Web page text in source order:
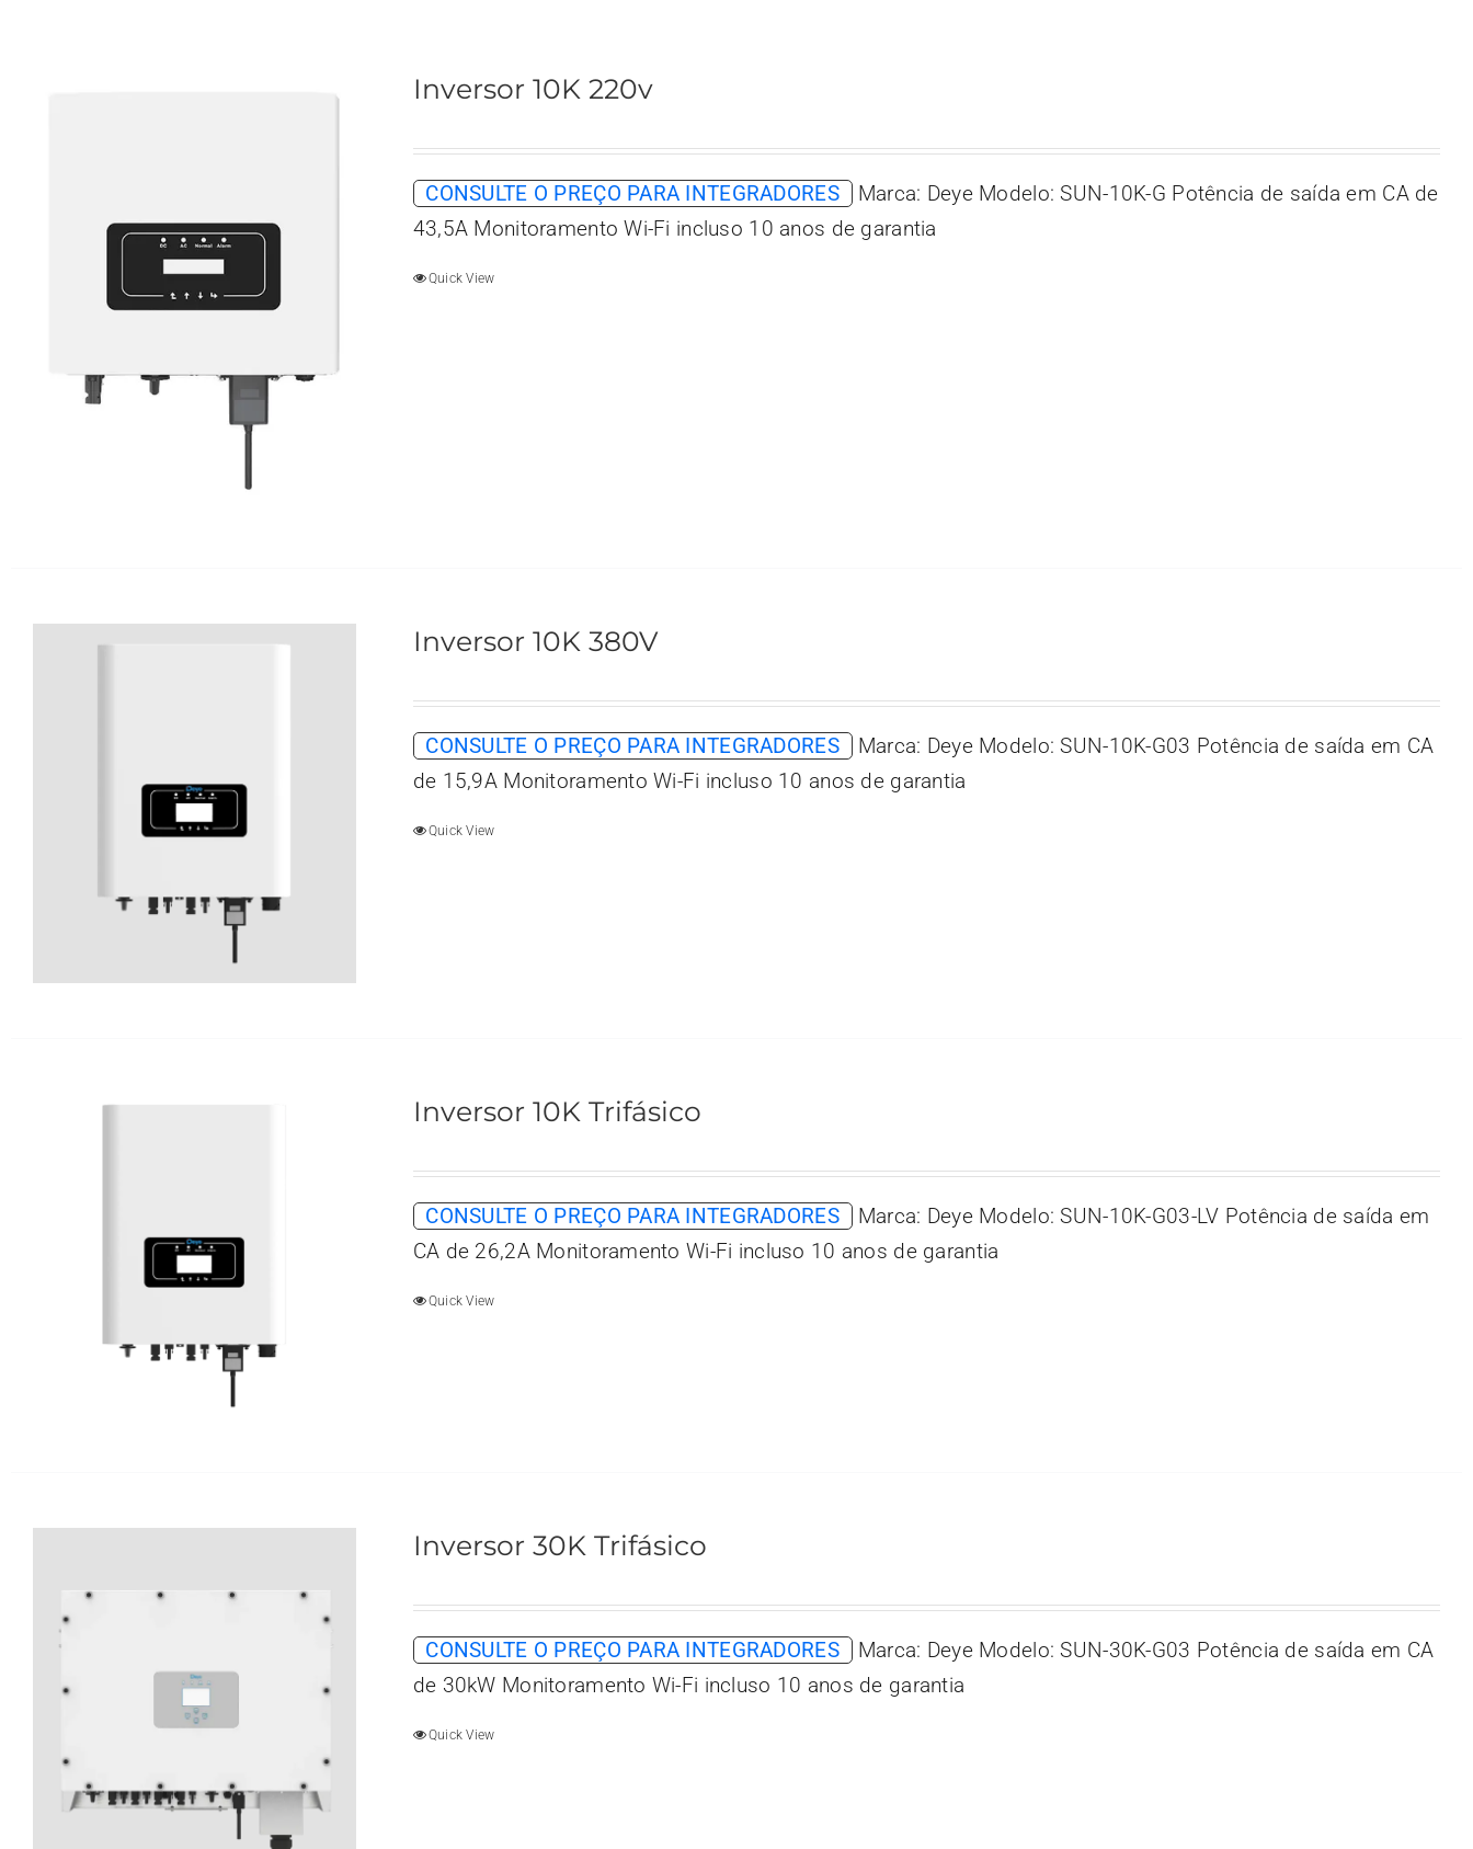
Inversor 10K 220v
CONSULTE O PREÇO PARA INTEGRADORES
Marca: Deye Modelo: SUN-10K-G Potência de saída em CA de
43,5A Monitoramento Wi-Fi incluso 10 anos de garantia
Quick View
Inversor 10K 380V
CONSULTE O PREÇO PARA INTEGRADORES
Marca: Deye Modelo: SUN-10K-G03 Potência de saída em CA
de 15,9A Monitoramento Wi-Fi incluso 10 anos de garantia
Quick View
Inversor 10K Trifásico
CONSULTE O PREÇO PARA INTEGRADORES
Marca: Deye Modelo: SUN-10K-G03-LV Potência de saída em
CA de 26,2A Monitoramento Wi-Fi incluso 10 anos de garantia
Quick View
Inversor 30K Trifásico
CONSULTE O PREÇO PARA INTEGRADORES
Marca: Deye Modelo: SUN-30K-G03 Potência de saída em CA
de 30kW Monitoramento Wi-Fi incluso 10 anos de garantia
Quick View